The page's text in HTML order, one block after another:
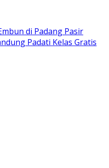
di Padang Pasir
Padati Kelas Gratis